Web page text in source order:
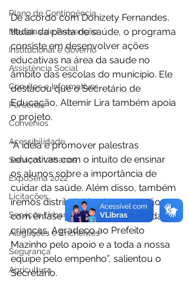
Plano de Contingência
Medidas de Prevenção
Institucional e Governo
Assistência Social
Convites e Informativos
Parcerias
Convênios
Acessibilidade
Serviços Urbanos
ExpoSena 2022
Licitações
Serviços Urbanos
Alagações e Enchentes
Segurança
Agricultura
De acordo com Donizety Fernandes,
titular da pasta de saúde, o programa
consiste em desenvolver ações
educativas na área da saude no
âmbito das escolas do município. Ele
destacou que o Secretário de
Educação, Altemir Lira também apoia
o projeto.
“A ideia é promover palestras
educativas com o intuito de ensinar
os alunos sobre a importância de
cuidar da saúde. Além disso, também
iremos distribuir kits de prevenção,
com ênfase para a saúde bucal das
crianças. Agradeço ao Prefeito
Mazinho pelo apoio e a toda a nossa
equipe pelo empenho”, salientou o
Secretário.